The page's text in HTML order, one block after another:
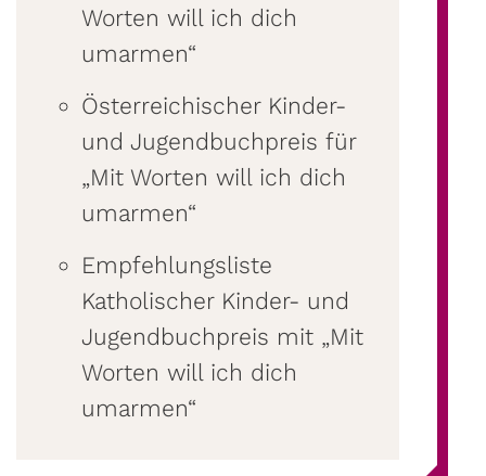
Worten will ich dich
umarmen“
Österreichischer Kinder-
und Jugendbuchpreis für
„Mit Worten will ich dich
umarmen“
Empfehlungsliste
Katholischer Kinder- und
Jugendbuchpreis mit „Mit
Worten will ich dich
umarmen“